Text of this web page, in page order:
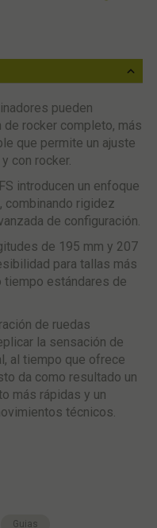
pueden
de rocker completo, más
que permite un ajuste
con rocker.
introducen un enfoque
combinando rigidez
de configuración.
de 195 mm y 207
para tallas más
tiempo estándares de
de ruedas
la sensación de
al tiempo que ofrece
da como resultado un
más rápidas y un
técnicos.
Guias